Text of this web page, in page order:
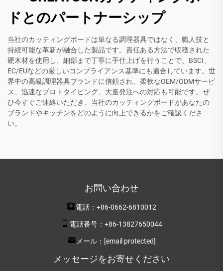
ドとのパートナーシップ
当社のカッティングボードは単なる調理器具ではなく、職人技と
持続可能な革新が融合した製品です。責任ある方法で収穫された
硬木材を使用し、細部まで丁寧に手仕上げを行うことで、BSCI、
EC/EUなどの厳しいコンプライアンス基準にも適合しています。世
界中の高級調理器具ブランドに信頼され、柔軟なOEM/ODMサービ
ス、迅速なプロトタイピング、大量発注への対応も可能です。ぜ
ひ今すぐご連絡いただき、当社のカッティングボードがあなたの
ブランドやキッチンをどのように向上できるかをご確認くださ
い。
お問い合わせ
電話： +86-0662-6810012
電話番号： +86-13827650044
メール： [email protected]
メッセージをお寄せください